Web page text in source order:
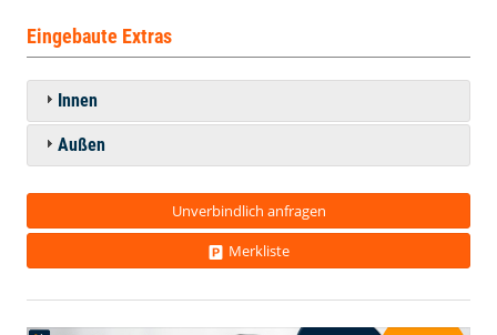
Eingebaute Extras
Innen
Außen
Unverbindlich anfragen
Merkliste